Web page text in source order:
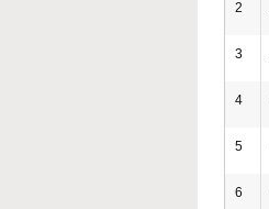
2
3
4
5
6